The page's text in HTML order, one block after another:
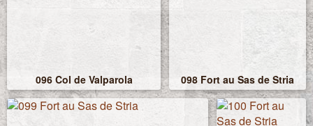
096 Col de Valparola 098 Fort au Sas de Stria